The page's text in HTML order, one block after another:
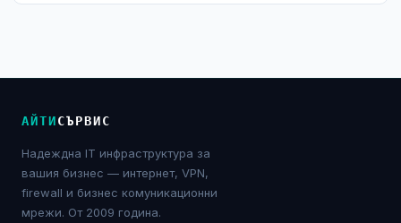
АЙТИСЪРВИС
Надеждна IT инфраструктура за
вашия бизнес — интернет, VPN,
firewall и бизнес комуникационни
мрежи. От 2009 година.